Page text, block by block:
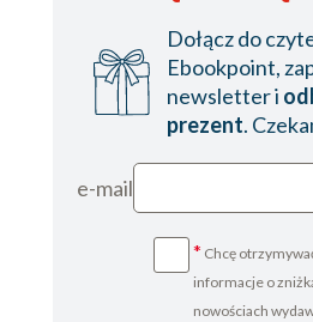
Dołącz do
Ebookpoint,
newsletter i
prezent.
e-mail
* Chcę
informacje o
nowościach